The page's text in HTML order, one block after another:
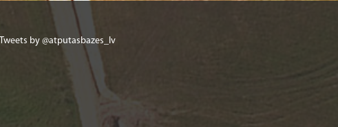
Tweets by @atputasbazes_lv